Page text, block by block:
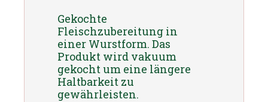
Gekochte
Fleischzubereitung in
einer Wurstform. Das
Produkt wird vakuum
gekocht um eine längere
Haltbarkeit zu
gewährleisten.